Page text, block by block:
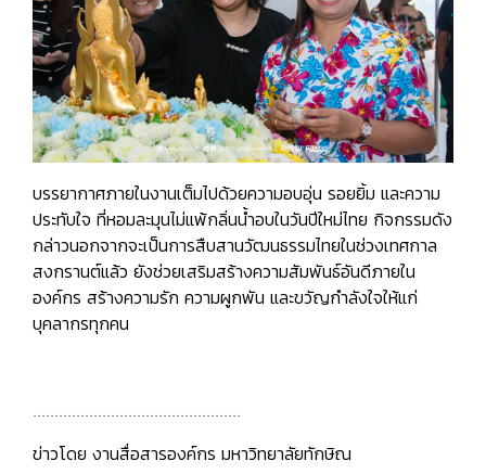
บรรยากาศภายในงานเต็มไปด้วยความอบอุ่น รอยยิ้ม และความ
ประทับใจ ที่หอมละมุนไม่แพ้กลิ่นน้ำอบในวันปีใหม่ไทย กิจกรรมดัง
กล่าวนอกจากจะเป็นการสืบสานวัฒนธรรมไทยในช่วงเทศกาล
สงกรานต์แล้ว ยังช่วยเสริมสร้างความสัมพันธ์อันดีภายใน
องค์กร สร้างความรัก ความผูกพัน และขวัญกำลังใจให้แก่
บุคลากรทุกคน
ข่าวโดย งานสื่อสารองค์กร มหาวิทยาลัยทักษิณ